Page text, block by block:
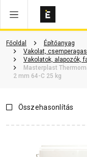
Főoldal
Építőanyag
Vakolat,
Vakolatok, alapozók,
Masterplast
2 mm 64-C 25 kg
Vásárlói vélemények
Összehasonlítás